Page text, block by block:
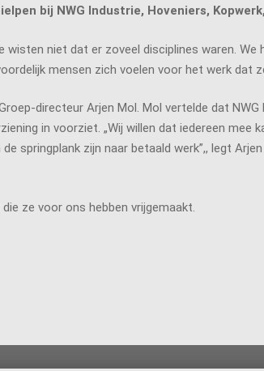
bij NWG Industrie, Hoveniers,
niet dat er zoveel disciplines waren. We
mensen zich voelen voor het werk dat
directeur Arjen Mol. Mol vertelde dat
in voorziet. „Wij willen dat iedereen
springplank zijn naar betaald werk”,, legt
ze voor ons hebben vrijgemaakt.